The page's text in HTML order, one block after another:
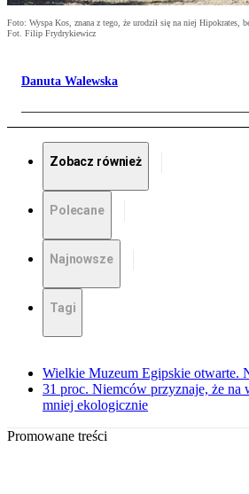
Foto: Wyspa Kos, znana z tego, że urodził się na niej Hipokrates,
Fot. Filip Frydrykiewicz
Danuta Walewska
Zobacz również
Polecane
Najnowsze
Tagi
Wielkie Muzeum Egipskie otwarte.
31 proc. Niemców przyznaje, że na
mniej ekologicznie
Promowane treści